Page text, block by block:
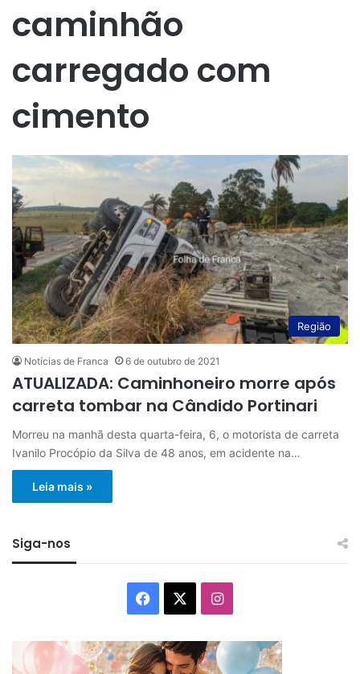
caminhão
carregado com
cimento
Região
Notícias de Franca 6 de outubro de 2021
ATUALIZADA: Caminhoneiro morre após
carreta tombar na Cândido Portinari
Morreu na manhã desta quarta-feira, 6, o motorista de carreta
Ivanilo Procópio da Silva de 48 anos, em acidente na…
Leia mais »
Siga-nos
Facebook Instagram